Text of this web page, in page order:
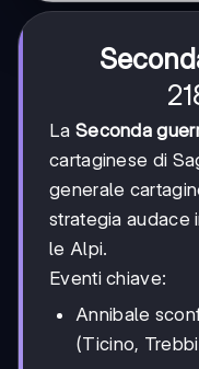
-
La Seconda
cartaginese di
generale
strategia audace
le Alpi.
Eventi chiave:
Annibale
(Ticino,